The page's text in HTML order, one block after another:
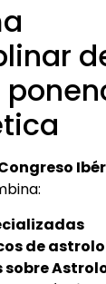
de
sobre